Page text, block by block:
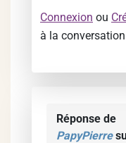
Connexion ou
à la
Réponse de
PapyPierre